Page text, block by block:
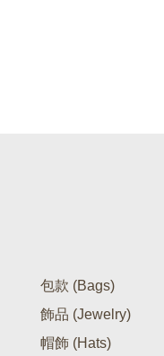
包款 (Bags)
飾品 (Jewelry)
帽飾 (Hats)